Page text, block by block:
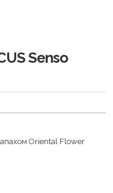
Senso
Oriental Flower